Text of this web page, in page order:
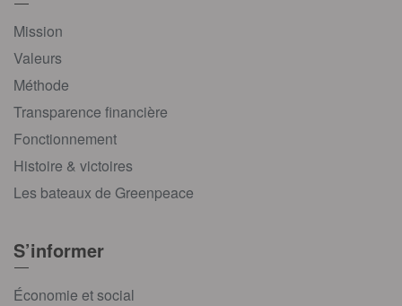
Mission
Valeurs
Méthode
Transparence financière
Fonctionnement
Histoire & victoires
Les bateaux de Greenpeace
S’informer
Économie et social